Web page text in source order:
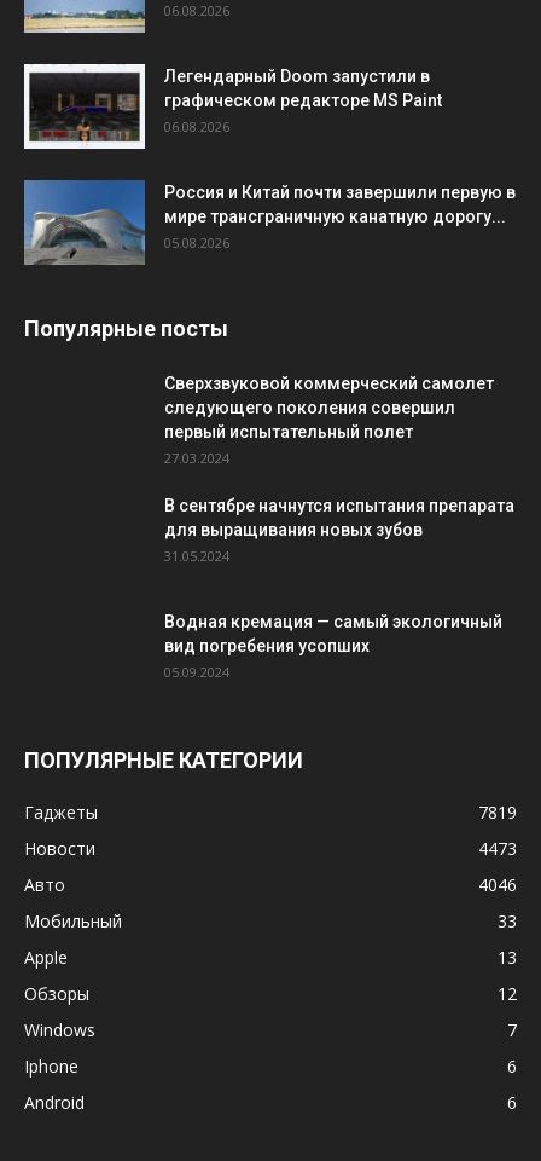
06.08.2026
Легендарный Doom запустили в
графическом редакторе MS Paint
06.08.2026
Россия и Китай почти завершили первую в
мире трансграничную канатную дорогу...
05.08.2026
Популярные посты
Сверхзвуковой коммерческий самолет
следующего поколения совершил
первый испытательный полет
27.03.2024
В сентябре начнутся испытания препарата
для выращивания новых зубов
31.05.2024
Водная кремация — самый экологичный
вид погребения усопших
05.09.2024
ПОПУЛЯРНЫЕ КАТЕГОРИИ
Гаджеты
7819
Новости
4473
Авто
4046
Мобильный
33
Apple
13
Обзоры
12
Windows
7
Iphone
6
Android
6